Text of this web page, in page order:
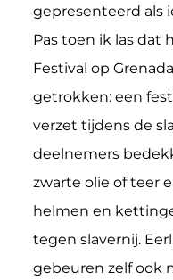
gepresenteerd als
Pas toen ik las dat
Festival op
getrokken: een
verzet tijdens de
deelnemers
zwarte olie of teer
helmen en
tegen slavernij.
gebeuren zelf ook